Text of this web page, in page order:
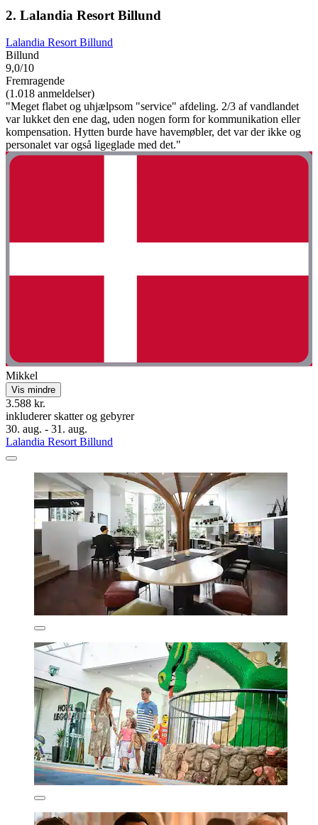
2. Lalandia Resort Billund
Lalandia Resort Billund
Billund
9,0/10
Fremragende
(1.018 anmeldelser)
"Meget flabet og uhjælpsom "service" afdeling. 2/3 af vandlandet
var lukket den ene dag, uden nogen form for kommunikation eller
kompensation. Hytten burde have havemøbler, det var der ikke og
personalet var også ligeglade med det."
Mikkel
Vis mindre
3.588 kr.
inkluderer skatter og gebyrer
30. aug. - 31. aug.
Lalandia Resort Billund